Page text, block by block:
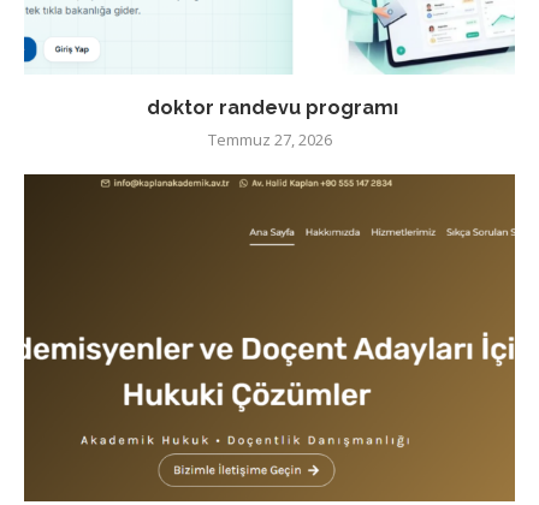
doktor randevu programı
Temmuz 27, 2026